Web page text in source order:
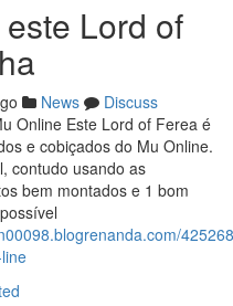
Lord of
News
Discuss
Online Este Lord of Ferea é
e cobiçados do Mu Online.
contudo usando as
bem montados e 1 bom